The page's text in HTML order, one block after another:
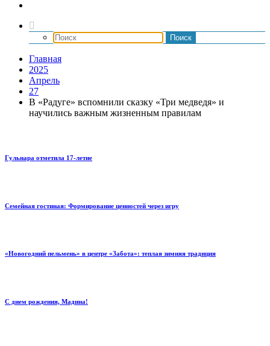
Главная
2025
Апрель
27
В «Радуге» вспомнили сказку «Три медведя» и
научились важным жизненным правилам
Гульнара отметила 17‑летие
Семейная гостиная: Формирование ценностей через игру
«Новогодний пельмень» в центре «Забота»: теплая зимняя традиция
С днем рождения, Мадина!